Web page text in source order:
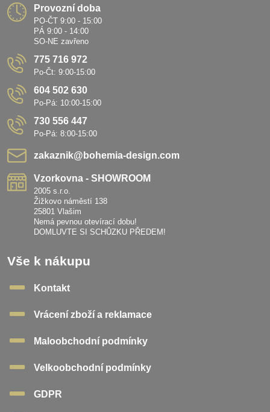
Provozní doba
PO-ČT 9:00 - 15:00
PÁ 9:00 - 14:00
SO-NE zavřeno
775 716 972
Po-Čt: 9:00-15:00
604 502 630
Po-Pá: 10:00-15:00
730 556 447
Po-Pá: 8:00-15:00
zakaznik​@bohemia-design​.com
Vzorkovna - SHOWROOM
2005 s.r.o.
Žižkovo náměstí 138
25801 Vlašim
Nemá pevnou otevírací dobu!
DOMLUVTE SI SCHŮZKU PŘEDEM!
Vše k nákupu
Kontakt
Vrácení zboží a reklamace
Maloobchodní podmínky
Velkoobchodní podmínky
GDPR